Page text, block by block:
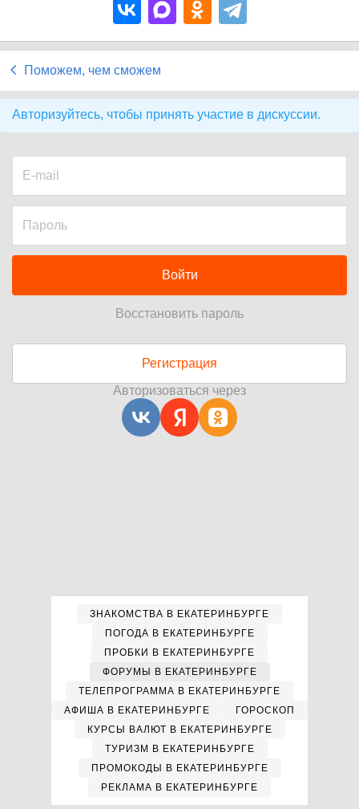
Поможем, чем сможем
Авторизуйтесь, чтобы принять участие в дискуссии.
Войти
Восстановить пароль
Регистрация
Авторизоваться через
ЗНАКОМСТВА В ЕКАТЕРИНБУРГЕ
ПОГОДА В ЕКАТЕРИНБУРГЕ
ПРОБКИ В ЕКАТЕРИНБУРГЕ
ФОРУМЫ В ЕКАТЕРИНБУРГЕ
ТЕЛЕПРОГРАММА В ЕКАТЕРИНБУРГЕ
АФИША В ЕКАТЕРИНБУРГЕ
ГОРОСКОП
КУРСЫ ВАЛЮТ В ЕКАТЕРИНБУРГЕ
ТУРИЗМ В ЕКАТЕРИНБУРГЕ
ПРОМОКОДЫ В ЕКАТЕРИНБУРГЕ
РЕКЛАМА В ЕКАТЕРИНБУРГЕ